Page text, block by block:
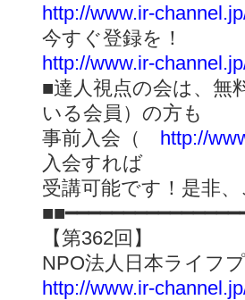
http://www.ir-
今すぐ登録を！
http://www.ir-
■達人視点の会は、無
いる会員）の方も
事前入会（ http://
入会すれば
受講可能です！是非
【第362回】
NPO法人日本ライフ
http://www.ir-